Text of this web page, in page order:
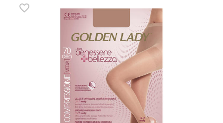
ITALIAN
FASHION
JAGODA
JARPOL
JJW
JULIMEX
KAROLINKA
favorite_border